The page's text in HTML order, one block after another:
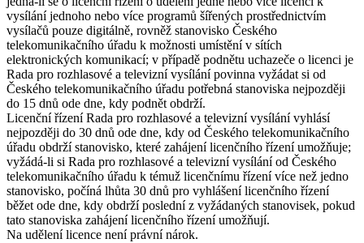
vysílání jednoho nebo více programů šířených prostřednictvím
vysílačů pouze digitálně, rovněž stanovisko Českého
telekomunikačního úřadu k možnosti umístění v sítích
elektronických komunikací; v případě podnětu uchazeče o licenci je
Rada pro rozhlasové a televizní vysílání povinna vyžádat si od
Českého telekomunikačního úřadu potřebná stanoviska nejpozději
do 15 dnů ode dne, kdy podnět obdrží.
Licenční řízení Rada pro rozhlasové a televizní vysílání vyhlásí
nejpozději do 30 dnů ode dne, kdy od Českého telekomunikačního
úřadu obdrží stanovisko, které zahájení licenčního řízení umožňuje;
vyžádá-li si Rada pro rozhlasové a televizní vysílání od Českého
telekomunikačního úřadu k témuž licenčnímu řízení více než jedno
stanovisko, počíná lhůta 30 dnů pro vyhlášení licenčního řízení
běžet ode dne, kdy obdrží poslední z vyžádaných stanovisek, pokud
tato stanoviska zahájení licenčního řízení umožňují.
Na udělení licence není právní nárok.